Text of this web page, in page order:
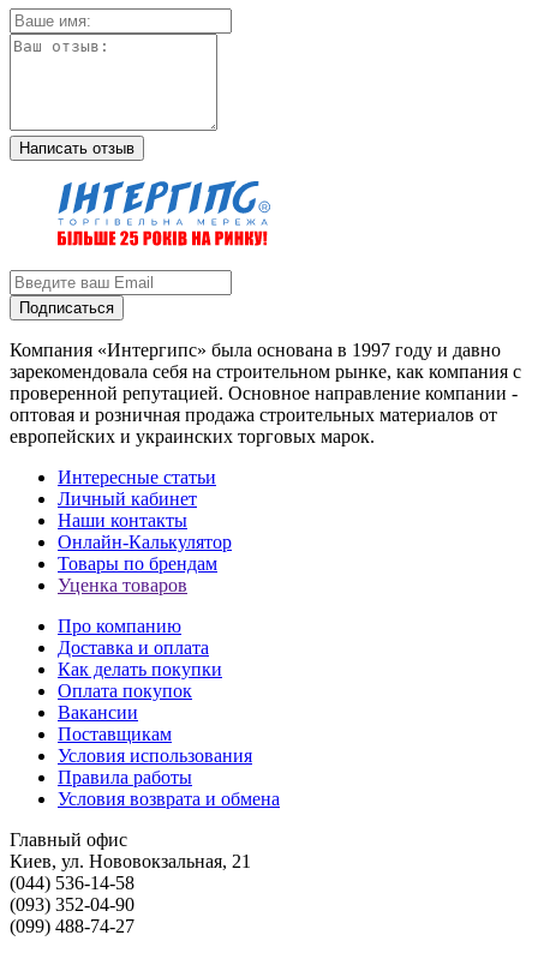
Написать отзыв
Подписаться
Компания «Интергипс» была основана в 1997 году и давно
зарекомендовала себя на строительном рынке, как компания с
проверенной репутацией. Основное направление компании -
оптовая и розничная продажа строительных материалов от
европейских и украинских торговых марок.
Интересные статьи
Личный кабинет
Наши контакты
Онлайн-Калькулятор
Товары по брендам
Уценка товаров
Про компанию
Доставка и оплата
Как делать покупки
Оплата покупок
Вакансии
Поставщикам
Условия использования
Правила работы
Условия возврата и обмена
Главный офис
Киев, ул. Нововокзальная, 21
(044) 536-14-58
(093) 352-04-90
(099) 488-74-27